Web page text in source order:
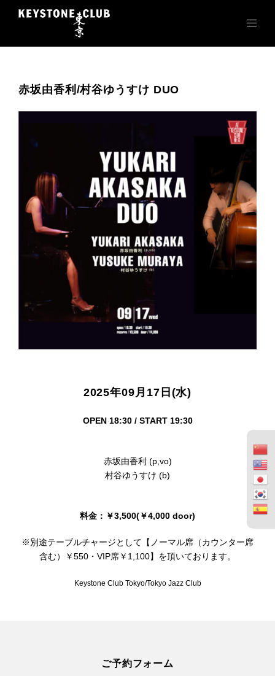
ン
赤坂由香利/村谷ゆうすけ DUO
2025年09月17日(水)
OPEN 18:30 / START 19:30
赤坂由香利 (p,vo)
村谷ゆうすけ (b)
料金：￥3,500(￥4,000 door)
※別途テーブルチャージとして【ノーマル席（カウンター席
含む）￥550・VIP席￥1,100】を頂いております。
Keystone Club Tokyo/Tokyo Jazz Club
ご予約フォーム